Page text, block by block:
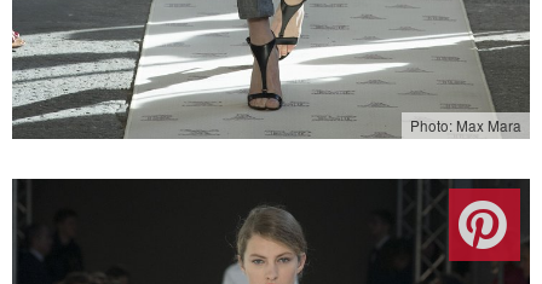
Photo: Max Mara